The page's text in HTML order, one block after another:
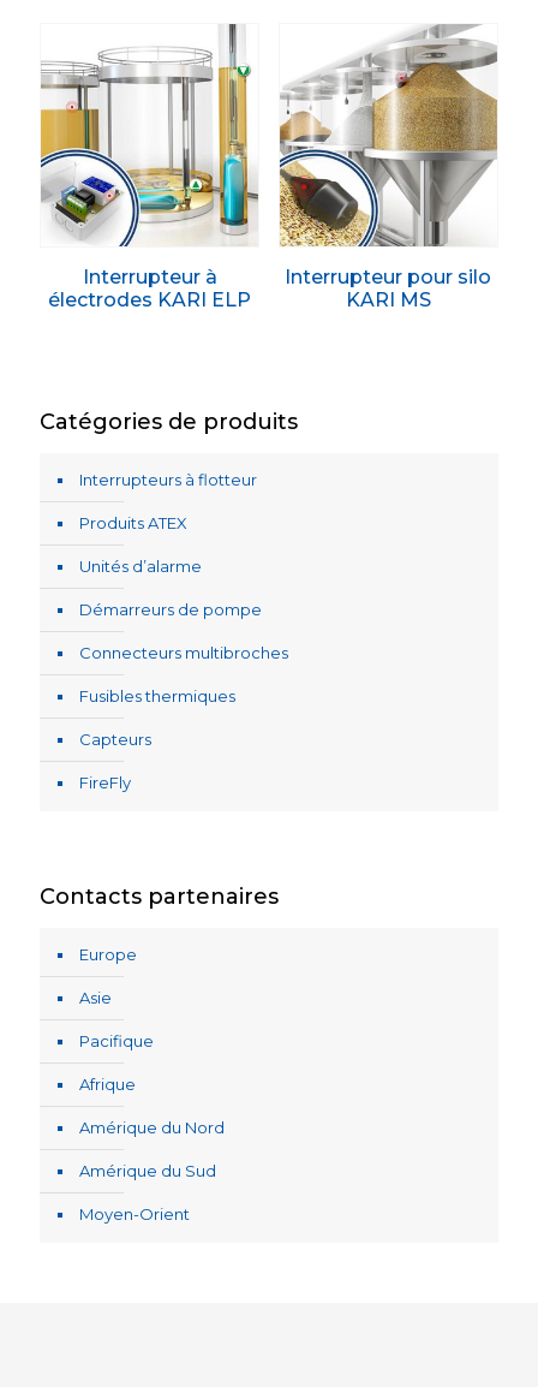
Interrupteur à
électrodes KARI ELP
Interrupteur pour silo
KARI MS
Catégories de produits
Interrupteurs à flotteur
Produits ATEX
Unités d’alarme
Démarreurs de pompe
Connecteurs multibroches
Fusibles thermiques
Capteurs
FireFly
Contacts partenaires
Europe
Asie
Pacifique
Afrique
Amérique du Nord
Amérique du Sud
Moyen-Orient